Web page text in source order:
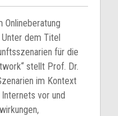
Onlineberatung
dem Titel
für die
stellt Prof. Dr.
im Kontext
vor und